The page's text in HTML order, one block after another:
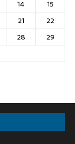
14
15
21
22
28
29